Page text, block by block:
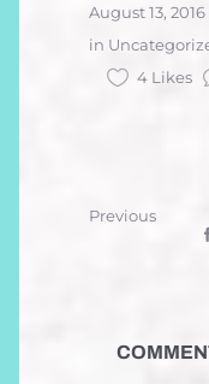
August 13, 2016
in
4 Likes
Previous